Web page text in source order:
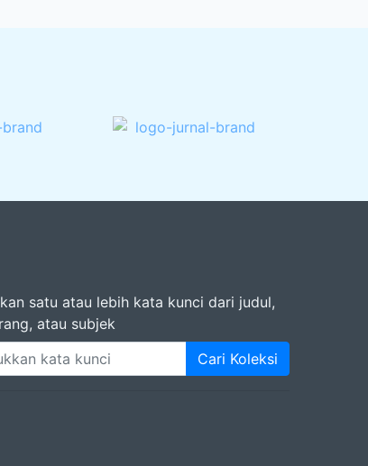
satu atau lebih kata kunci dari judul,
atau subjek
Cari Koleksi